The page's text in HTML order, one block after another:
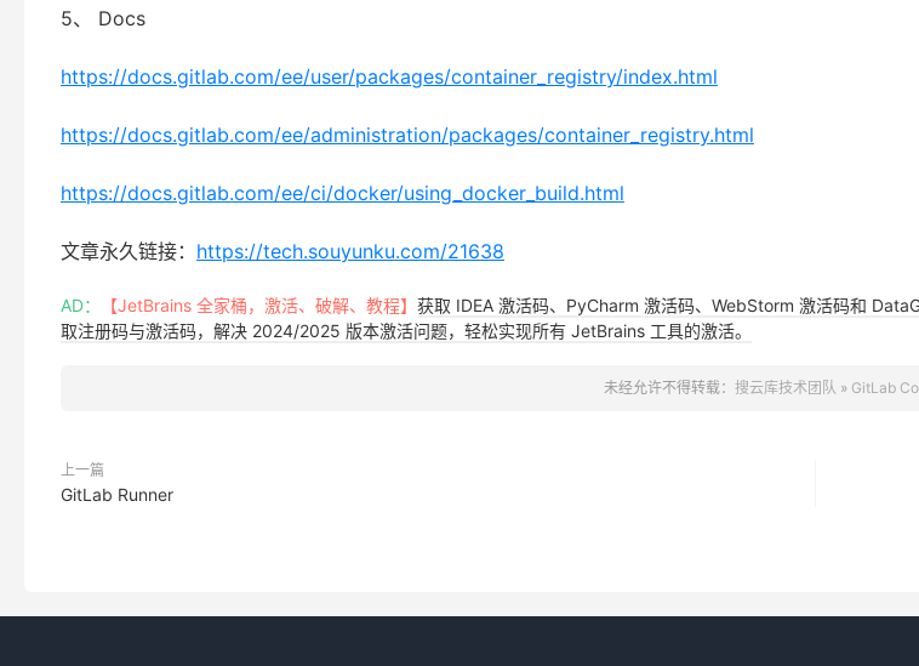
5、 Docs
https://docs.gitlab.com/ee/user/packages/container_registry/index.html
https://docs.gitlab.com/ee/administration/packages/container_registry.html
https://docs.gitlab.com/ee/ci/docker/using_docker_build.html
文章永久链接： https://tech.souyunku.com/21638
AD： 【JetBrains 全家桶，激活、破解、教程】 获取 IDEA 激活码、PyCharm 激活码、WebStorm 激活码和
取注册码与激活码，解决 2024/2025 版本激活问题，轻松实现所有 JetBrains 工具的激活。
未经允许不得转载： 搜云库技术团队 » GitLab
上一篇
GitLab Runner